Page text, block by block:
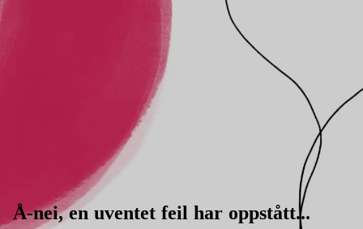
Å-nei, en uventet feil har oppstått...